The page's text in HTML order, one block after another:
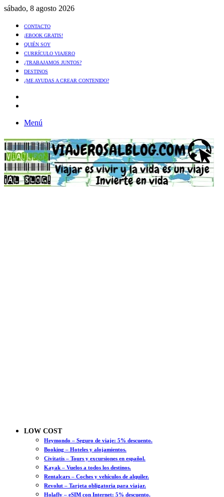
sábado, 8 agosto 2026
CONTACTO
¡EBOOK GRATIS!
QUIÉN SOY
CURRÍCULO VIAJERO
¿TRABAJAMOS JUNTOS?
DESTINOS
¿ME AYUDAS A CREAR CONTENIDO?
Menú
LOW COST
Heymondo – Seguro de viaje: 5% descuento.
Booking – Hoteles y alojamientos.
Civitatis – Tours y excursiones en español.
Kayak – Vuelos a todos los destinos.
Rentalcars – Coches y vehículos de alquiler.
Revolut – Tarjeta obligatoria para viajar.
Holafly – eSIM con Internet: 5% descuento.